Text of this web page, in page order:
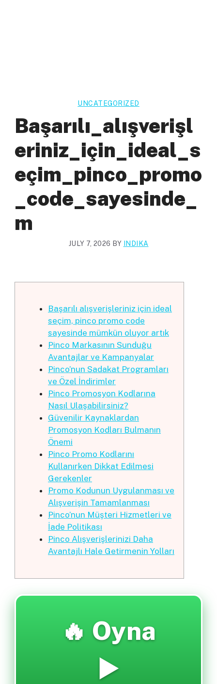
UNCATEGORIZED
Başarılı_alışverişl
Eriniz_için_ideal_s
Eçim_pinco_promo
_code_sayesinde_
M
JULY 7, 2026 BY INDIKA
Başarılı alışverişleriniz için ideal
seçim, pinco promo code
sayesinde mümkün oluyor artık
Pinco Markasının Sunduğu
Avantajlar ve Kampanyalar
Pinco’nun Sadakat Programları
ve Özel İndirimler
Pinco Promosyon Kodlarına
Nasıl Ulaşabilirsiniz?
Güvenilir Kaynaklardan
Promosyon Kodları Bulmanın
Önemi
Pinco Promo Kodlarını
Kullanırken Dikkat Edilmesi
Gerekenler
Promo Kodunun Uygulanması ve
Alışverişin Tamamlanması
Pinco’nun Müşteri Hizmetleri ve
İade Politikası
Pinco Alışverişlerinizi Daha
Avantajlı Hale Getirmenin Yolları
🔥 Oyna
▶️